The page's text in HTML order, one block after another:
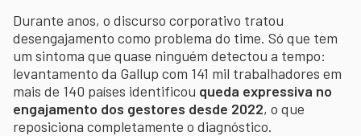
Durante anos, o discurso corporativo tratou
desengajamento como problema do time. Só que tem
um sintoma que quase ninguém detectou a tempo:
levantamento da Gallup com 141 mil trabalhadores em
mais de 140 países identificou queda expressiva no
engajamento dos gestores desde 2022, o que
reposiciona completamente o diagnóstico.